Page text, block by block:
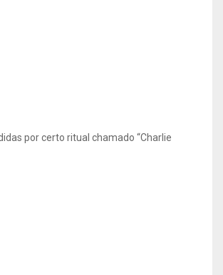
por certo ritual chamado “Charlie